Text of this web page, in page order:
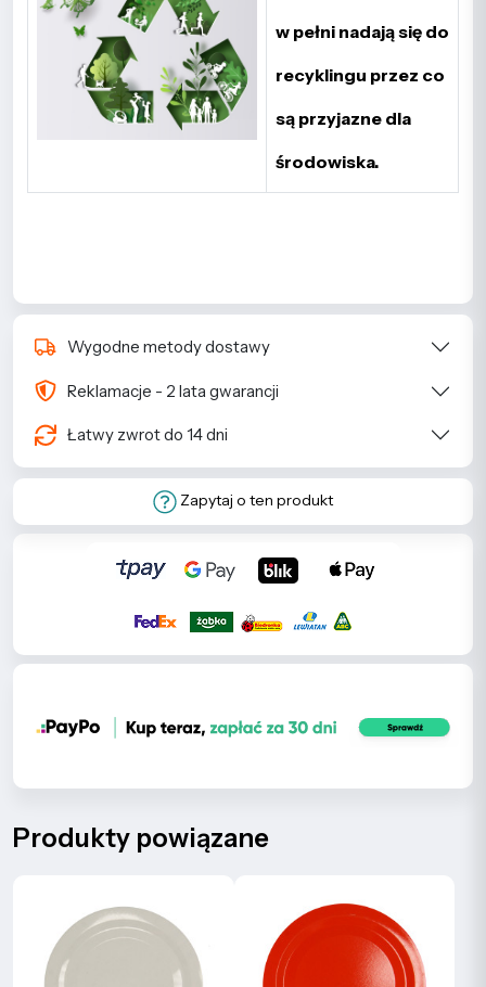
w pełni nadają się do
recyklingu przez co
są przyjazne dla
środowiska.
Wygodne metody dostawy
Reklamacje - 2 lata gwarancji
Łatwy zwrot do 14 dni
Zapytaj o ten produkt
Produkty powiązane